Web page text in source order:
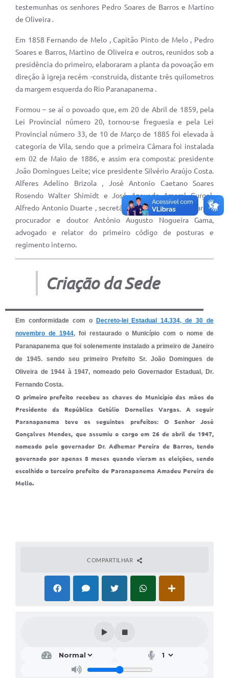
Secretarias
testemunhas os senhores Pedro Soares de Barros e Martino
de Oliveira .
Em 1858 Fernando de Melo , Capitão Pinto de Melo , Pedro
Soares e Barros, Martino de Oliveira e outros, reunidos sob a
presidência do primeiro, elaboraram a planta da povoação em
direção à igreja recém -construida, distante três quilometros
da margem esquerda do Rio Paranapanema .
Formou – se aí o povoado que, em 20 de Abril de 1859, pela
Lei Provincial número 20, tornou-se freguesia e pela Lei
Provincial número 33, de 10 de Março de 1885 foi elevada à
categoria de Vila, sendo que a primeira Câmara foi instalada
em 02 de Maio de 1886, e assim era composta: presidente
João Domingues Leite; vice presidente Silvério Araújo Costa.
Alferes Adelino Brizola , José Antonio Caetano Soares
Rosendo Walter Shimidt e José Azevedo Amaral Gurgel,
Alfredo Antonio Duarte , secretário; Oltinho Alfredo Soares ,
procurador e doutor Antônio Augusto Nogueira Gama,
advogado e relator do primeiro código de posturas e
regimento interno.
Criação da Sede
Em conformidade com o
Decreto-lei Estadual 14.334, de 30 de
novembro de 1944, foi restaurado o Município com o nome de
Paranapanema que foi solenemente instalado a primeiro de Janeiro
de 1945. sendo seu primeiro Prefeito Sr. João Domingues de
Oliveira de 1944 à 1947, nomeado pelo Governador Estadual, Dr.
Fernando Costa.
O primeiro prefeito recebeu as chaves do Município das mãos do
Presidente da República Getúlio Dornelles Vargas. A seguir
Paranapanema teve os seguintes prefeitos: O Senhor José
Gonçalves Mendes, que assumiu o cargo em 26 de abril de 1947,
nomeado pelo governador Dr. Adhemar Pereira de Barros, tendo
governado por apenas 8 meses quando vieram as eleições, sendo
escolhido o terceiro prefeito de Paranapanema Amadeu Pereira de
Mello.
COMPARTILHAR